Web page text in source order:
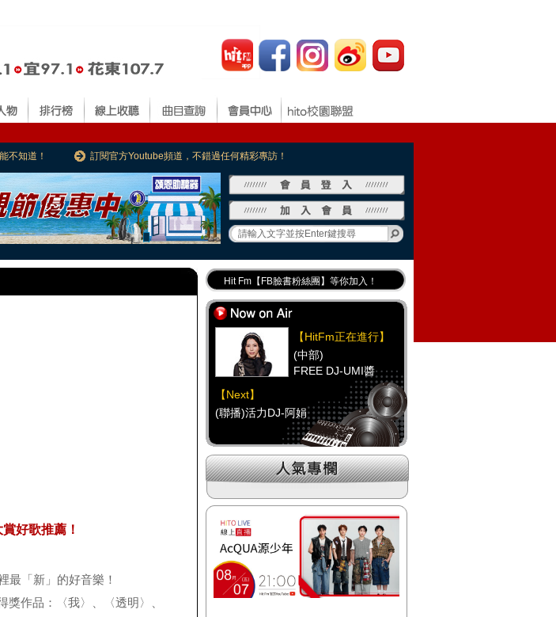
不知道！ 訂閱官方Youtube頻道，不錯過任何精彩專訪！
好歌推薦！
最「新」的好音樂！
作品：〈我〉、〈透明〉、
Hit Fm【FB臉書粉絲團】等你加入！
最專業《DJ推薦》好音樂千萬別錯過！
好康報報 最新優惠訊息都在這！
Hit Fm的【IG】新鮮又好玩快加入！
【HitFm正在進行】
(中部)
FREE DJ-UMI醬
【Next】
(聯播)活力DJ-阿娟
【HitFm正在進行】
(南部)
HAPPY DJ-Tracy
【Next】
(聯播)活力DJ-阿娟
【HitFm正在進行】